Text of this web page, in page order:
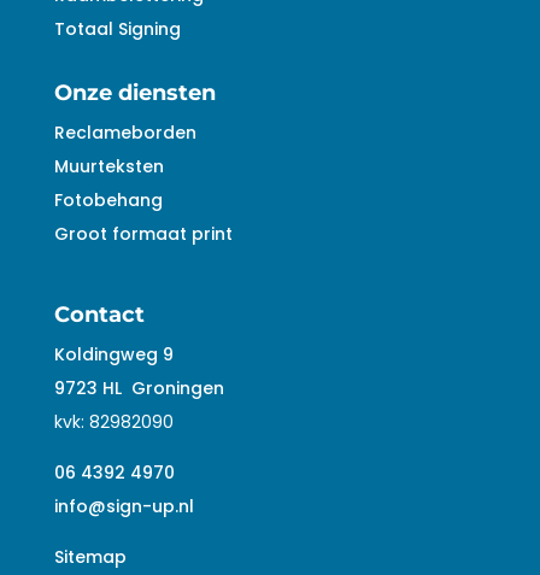
Totaal Signing
Onze diensten
Reclameborden
Muurteksten
Fotobehang
Groot formaat print
Contact
Koldingweg 9
9723 HL Groningen
kvk: 82982090
06 4392 4970
info@sign-up.nl
Sitemap